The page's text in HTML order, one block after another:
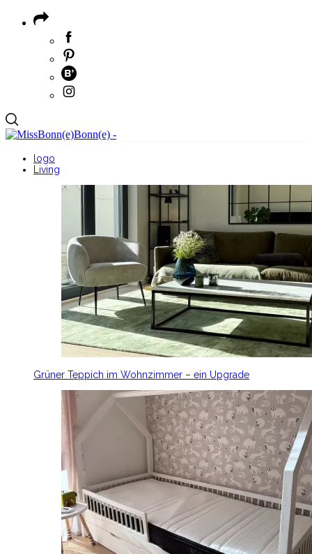
logo
Living
Grüner Teppich im Wohnzimmer – ein Upgrade